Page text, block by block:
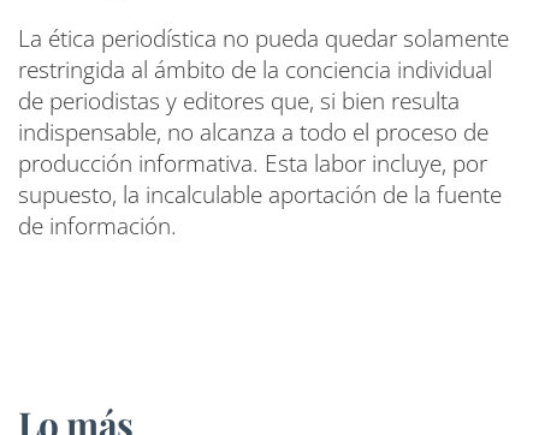
La ética periodística no pueda quedar solamente
restringida al ámbito de la conciencia individual
de periodistas y editores que, si bien resulta
indispensable, no alcanza a todo el proceso de
producción informativa. Esta labor incluye, por
supuesto, la incalculable aportación de la fuente
de información.
Lo más